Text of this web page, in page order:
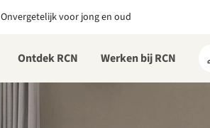
Onvergetelijk voor jong en oud
Ontdek RCN Werken bij RCN